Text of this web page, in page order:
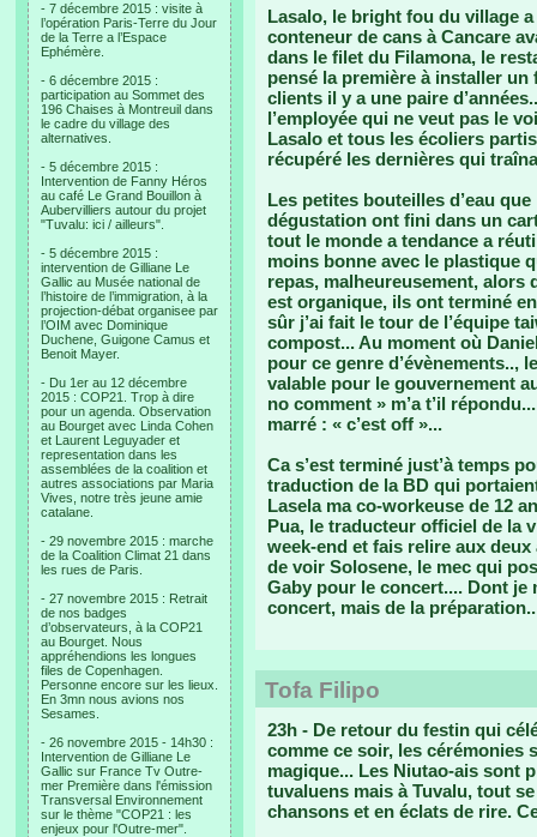
- 7 décembre 2015 : visite à
l’opération Paris-Terre du Jour
de la Terre a l’Espace
Ephémère.
- 6 décembre 2015 :
participation au Sommet des
196 Chaises à Montreuil dans
le cadre du village des
alternatives.
- 5 décembre 2015 :
Intervention de Fanny Héros
au café Le Grand Bouillon à
Aubervilliers autour du projet
"Tuvalu: ici / ailleurs".
- 5 décembre 2015 :
intervention de Gilliane Le
Gallic au Musée national de
l’histoire de l’immigration, à la
projection-débat organisee par
l’OIM avec Dominique
Duchene, Guigone Camus et
Benoit Mayer.
- Du 1er au 12 décembre
2015 : COP21. Trop à dire
pour un agenda. Observation
au Bourget avec Linda Cohen
et Laurent Leguyader et
representation dans les
assemblées de la coalition et
autres associations par Maria
Vives, notre très jeune amie
catalane.
- 29 novembre 2015 : marche
de la Coalition Climat 21 dans
les rues de Paris.
- 27 novembre 2015 : Retrait
de nos badges
d’observateurs, à la COP21
au Bourget. Nous
appréhendions les longues
files de Copenhagen.
Personne encore sur les lieux.
En 3mn nous avions nos
Sesames.
- 26 novembre 2015 - 14h30 :
Intervention de Gilliane Le
Gallic sur France Tv Outre-
mer Première dans l'émission
Transversal Environnement
sur le thème "COP21 : les
enjeux pour l'Outre-mer".
Lasalo, le bright fou du village
conteneur de cans à Cancare
dans le filet du Filamona, le
pensé la première à installer
clients il y a une paire
l’employée qui ne veut pas le
Lasalo et tous les écoliers
récupéré les dernières qui
Les petites bouteilles d’eau
dégustation ont fini dans un
tout le monde a tendance a
moins bonne avec le plastique
repas, malheureusement, alors
est organique, ils ont terminé
sûr j’ai fait le tour de l’équipe
compost... Au moment où
pour ce genre d’évènements..,
valable pour le gouvernement
no comment » m’a t’il
marré : « c’est off »...
Ca s’est terminé just’à temps
traduction de la BD qui
Lasela ma co-workeuse de 12
Pua, le traducteur officiel de la
week-end et fais relire aux
de voir Solosene, le mec qui
Gaby pour le concert.... Dont je
concert, mais de la
Tofa Filipo
23h - De retour du festin qui
comme ce soir, les cérémonies
magique... Les Niutao-ais sont
tuvaluens mais à Tuvalu, tout
chansons et en éclats de rire.